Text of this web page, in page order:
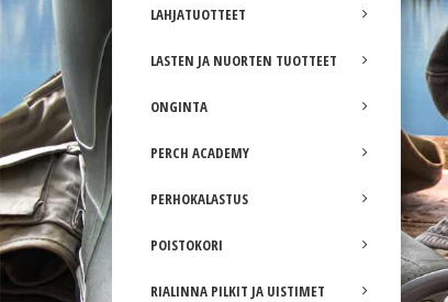
LAHJATUOTTEET
LASTEN JA NUORTEN TUOTTEET
ONGINTA
PERCH ACADEMY
PERHOKALASTUS
POISTOKORI
RIALINNA PILKIT JA UISTIMET